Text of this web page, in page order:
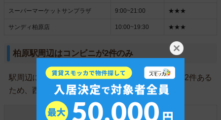
スーパーマーケットサンプラザ 9:00~21:00 ★★★
サンディ柏原店 10:00~19:30 ★★★
柏原駅周辺はコンビニが2件のみ
駅周辺にコンビニが2件しかありません。駅東側に2件ある
ため、西側は少し不便です。
セブンイレブン 1件